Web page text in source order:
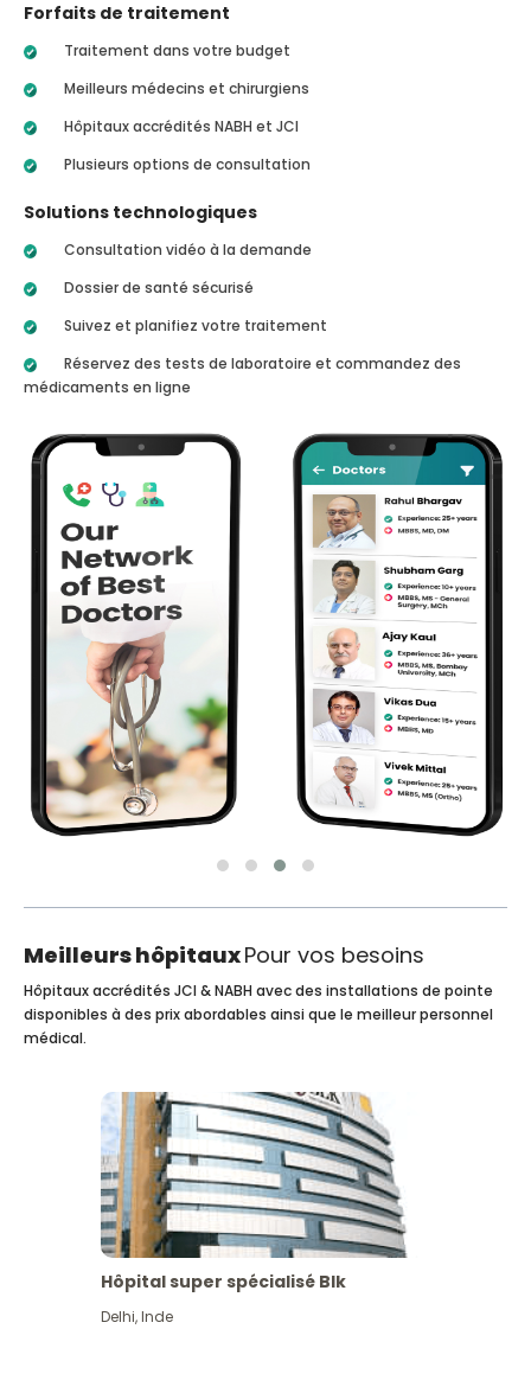
Forfaits de traitement
Traitement dans votre budget
Meilleurs médecins et chirurgiens
Hôpitaux accrédités NABH et JCI
Plusieurs options de consultation
Solutions technologiques
Consultation vidéo à la demande
Dossier de santé sécurisé
Suivez et planifiez votre traitement
Réservez des tests de laboratoire et commandez des
médicaments en ligne
Meilleurs hôpitauxPour vos besoins
Hôpitaux accrédités JCI & NABH avec des installations de pointe
disponibles à des prix abordables ainsi que le meilleur personnel
médical.
Hôpital super spécialisé Blk
Delhi,Inde